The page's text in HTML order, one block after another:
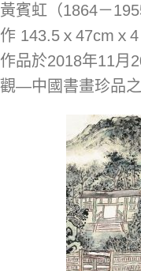
黃賓虹（1864－
作 143.5ｘ47cmｘ
作品於2018年11月
觀—中國書畫珍品之